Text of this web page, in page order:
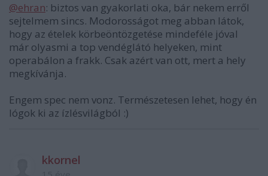
@ehran: biztos van gyakorlati oka, bár nekem erről
sejtelmem sincs. Modorosságot meg abban látok,
hogy az ételek körbeöntözgetése mindeféle jóval
már olyasmi a top vendéglátó helyeken, mint
operabálon a frakk. Csak azért van ott, mert a hely
megkívánja.
Engem spec nem vonz. Természetesen lehet, hogy én
lógok ki az ízlésvilágból :)
kkornel